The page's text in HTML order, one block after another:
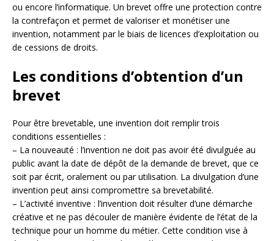
ou encore l’informatique. Un brevet offre une protection contre
la contrefaçon et permet de valoriser et monétiser une
invention, notamment par le biais de licences d’exploitation ou
de cessions de droits.
Les conditions d’obtention d’un
brevet
Pour être brevetable, une invention doit remplir trois
conditions essentielles :
– La nouveauté : l’invention ne doit pas avoir été divulguée au
public avant la date de dépôt de la demande de brevet, que ce
soit par écrit, oralement ou par utilisation. La divulgation d’une
invention peut ainsi compromettre sa brevetabilité.
– L’activité inventive : l’invention doit résulter d’une démarche
créative et ne pas découler de manière évidente de l’état de la
technique pour un homme du métier. Cette condition vise à